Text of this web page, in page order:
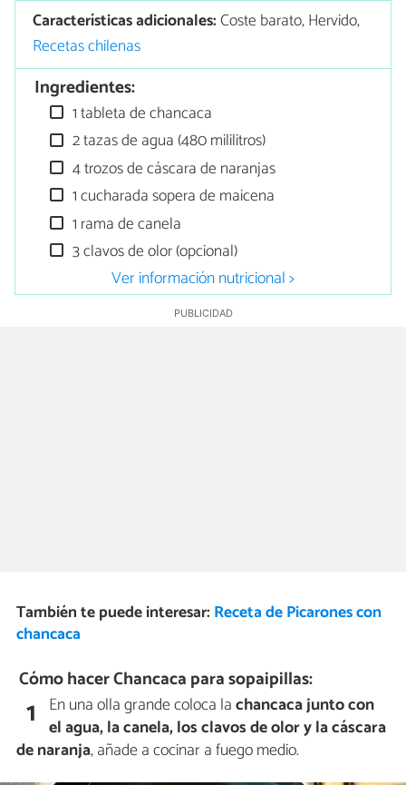
Características adicionales:Coste barato, Hervido,
Recetas chilenas
Ingredientes:
1 tableta de chancaca
2 tazas de agua (480 mililitros)
4 trozos de cáscara de naranjas
1 cucharada sopera de maicena
1 rama de canela
3 clavos de olor (opcional)
Ver información nutricional >
También te puede interesar: Receta de Picarones con
chancaca
Cómo hacer Chancaca para sopaipillas:
1 En una olla grande coloca lachancaca junto con
el agua, la canela, los clavos de olor y la cáscara
de naranja, añade a cocinar a fuego medio.